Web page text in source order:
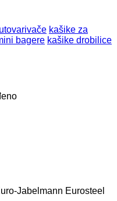
kašike za
bagere kašike drobilice
Jabelmann Eurosteel